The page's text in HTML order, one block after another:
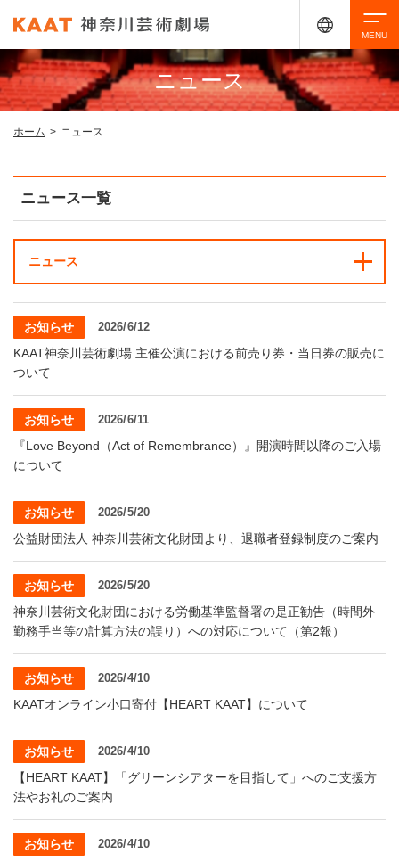
・ イベントカレンダー
・ 館内サービス・アクセシビリティ
・ レストラン/カフェ
・ よくある質問
施設を借りる
KAATについて
・ 芸術監督
・ 施設概要
・ フロアマップ
・ レストラン/カフェ
SNS
検索
ニュース
ホーム > ニュース
ニュース一覧
ニュース
お知らせ 2026/6/12
KAAT神奈川芸術劇場 主催公演における前売り券・当日券の販売に
ついて
お知らせ 2026/6/11
『Love Beyond（Act of Remembrance）』開演時間以降のご入場
について
お知らせ 2026/5/20
公益財団法人 神奈川芸術文化財団より、退職者登録制度のご案内
お知らせ 2026/5/20
神奈川芸術文化財団における労働基準監督署の是正勧告（時間外
勤務手当等の計算方法の誤り）への対応について（第2報）
お知らせ 2026/4/10
KAATオンライン小口寄付【HEART KAAT】について
お知らせ 2026/4/10
【HEART KAAT】「グリーンシアターを目指して」へのご支援方
法やお礼のご案内
お知らせ 2026/4/10